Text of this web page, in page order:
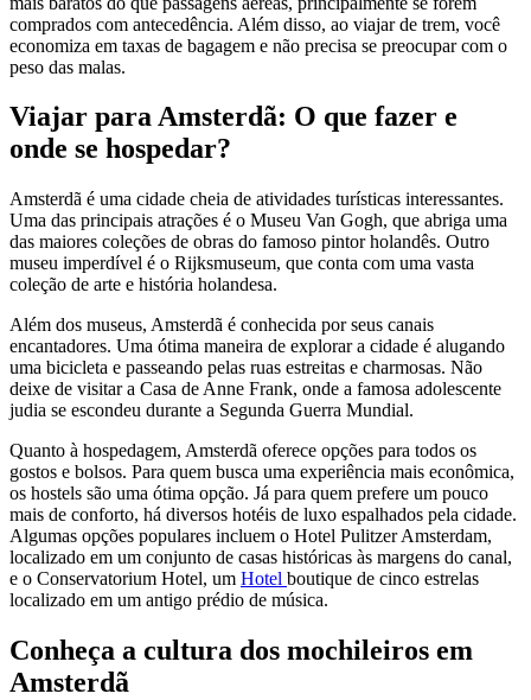
comprados com antecedência. Além disso, ao viajar de trem, você
economiza em taxas de bagagem e não precisa se preocupar com o
peso das malas.
Viajar para Amsterdã: O que fazer e
onde se hospedar?
Amsterdã é uma cidade cheia de atividades turísticas interessantes.
Uma das principais atrações é o Museu Van Gogh, que abriga uma
das maiores coleções de obras do famoso pintor holandês. Outro
museu imperdível é o Rijksmuseum, que conta com uma vasta
coleção de arte e história holandesa.
Além dos museus, Amsterdã é conhecida por seus canais
encantadores. Uma ótima maneira de explorar a cidade é alugando
uma bicicleta e passeando pelas ruas estreitas e charmosas. Não
deixe de visitar a Casa de Anne Frank, onde a famosa adolescente
judia se escondeu durante a Segunda Guerra Mundial.
Quanto à hospedagem, Amsterdã oferece opções para todos os
gostos e bolsos. Para quem busca uma experiência mais econômica,
os hostels são uma ótima opção. Já para quem prefere um pouco
mais de conforto, há diversos hotéis de luxo espalhados pela cidade.
Algumas opções populares incluem o Hotel Pulitzer Amsterdam,
localizado em um conjunto de casas históricas às margens do canal,
e o Conservatorium Hotel, um Hotel boutique de cinco estrelas
localizado em um antigo prédio de música.
Conheça a cultura dos mochileiros em
Amsterdã